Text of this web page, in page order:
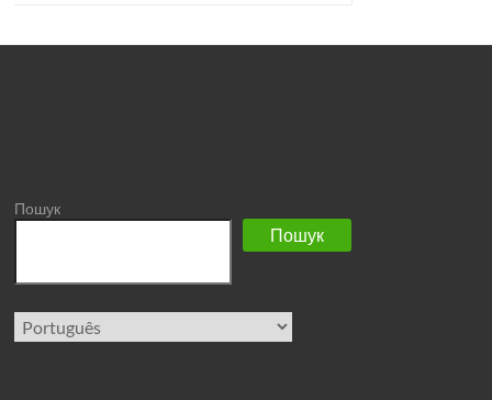
Пошук
Пошук
Escolha
um